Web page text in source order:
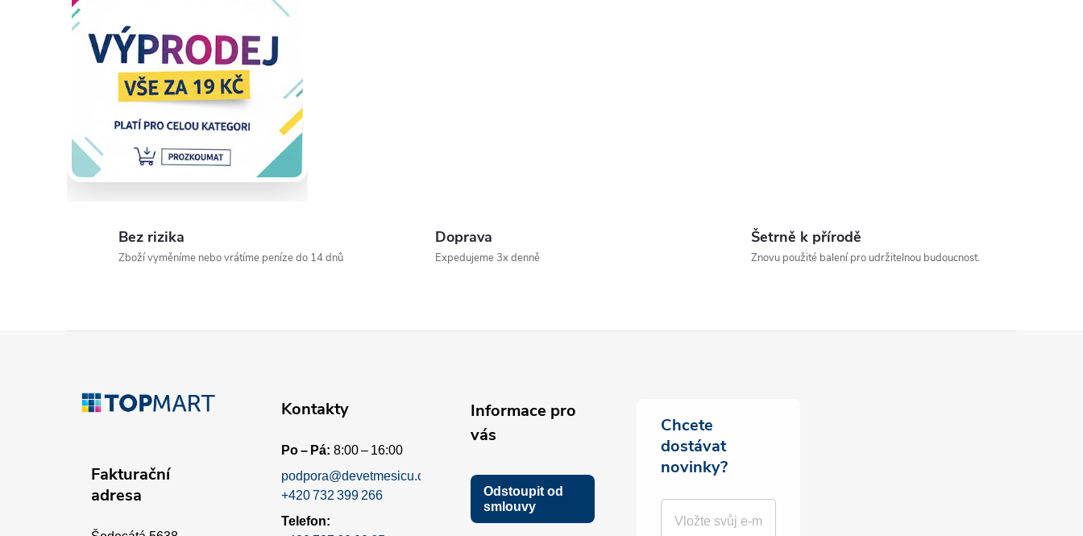
Bez rizika
Zboží vyměníme nebo vrátíme peníze do 14 dnů
Doprava
Expedujeme 3x denně
Šetrně k přírodě
Znovu použité balení pro udržitelnou budoucnost.
Fakturační
adresa
Kontakty
Po – Pá: 8:00 – 16:00
podpora@devetmesicu.com
+420 732 399 266
Telefon:
Informace pro
vás
Odstoupit od
smlouvy
Chcete
dostávat
novinky?